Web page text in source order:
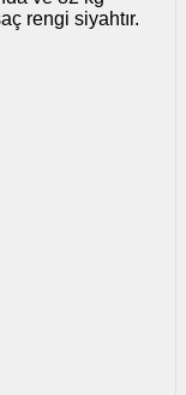
rengi siyahtır.